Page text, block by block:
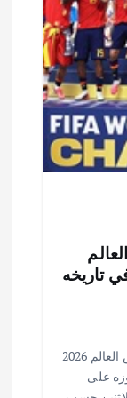
أستطاع منتخب إسبانيا ان يتوج بطلا لكأس العالم 2026
على